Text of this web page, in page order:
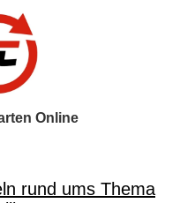
Online
rund ums Thema